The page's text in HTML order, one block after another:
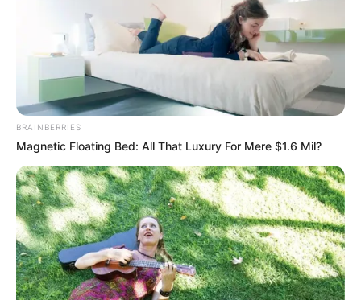
RECIBO DEL AGUA
LOCALIDAD DE USAQUÉN
CUNDINAMARCA
DESAPARECIDOS
CORTES DE LUZ
LOCALIDAD DE ENGATIVÁ
REGIOTRAM DE OCCIDENTE
LOCALIDAD DE SUBA
BRAINBERRIES
Magnetic Floating Bed: All That Luxury For Mere $1.6 Mil?